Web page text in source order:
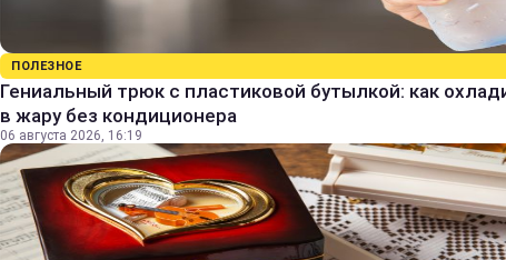
ПОЛЕЗНОЕ
Гениальный трюк с пластиковой бутылкой: как
в жару без кондиционера
06 августа 2026, 16:19